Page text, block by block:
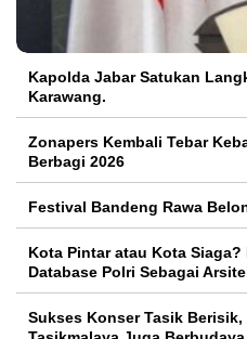
Kapolda Jabar Satukan
Karawang.
Zonapers Kembali Tebar
Berbagi 2026
Festival Bandeng Rawa
Kota Pintar atau Kota
Database Polri Sebagai
Sukses Konser Tasik